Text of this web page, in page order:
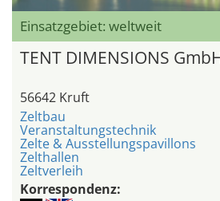
Einsatzgebiet: weltweit
TENT DIMENSIONS
56642 Kruft
Zeltbau
Veranstaltungstechnik
Zelte & Ausstellungspavillons
Zelthallen
Zeltverleih
Korrespondenz: